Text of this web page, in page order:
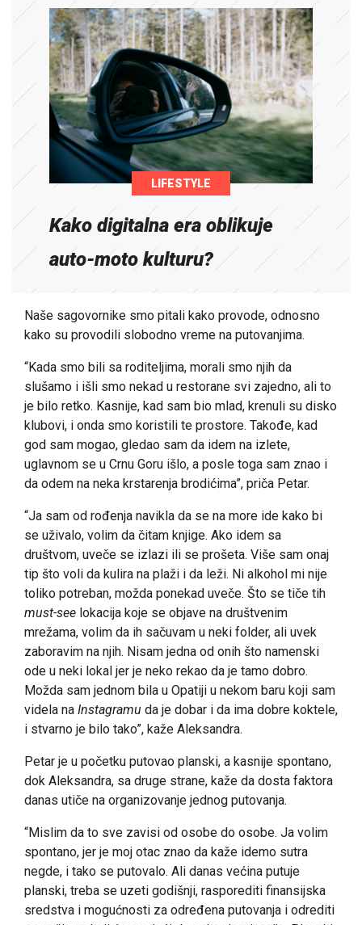
LIFESTYLE
Kako digitalna era oblikuje
auto-moto kulturu?
Naše sagovornike smo pitali kako provode, odnosno
kako su provodili slobodno vreme na putovanjima.
“Kada smo bili sa roditeljima, morali smo njih da
slušamo i išli smo nekad u restorane svi zajedno, ali to
je bilo retko. Kasnije, kad sam bio mlad, krenuli su disko
klubovi, i onda smo koristili te prostore. Takođe, kad
god sam mogao, gledao sam da idem na izlete,
uglavnom se u Crnu Goru išlo, a posle toga sam znao i
da odem na neka krstarenja brodićima”, priča Petar.
“Ja sam od rođenja navikla da se na more ide kako bi
se uživalo, volim da čitam knjige. Ako idem sa
društvom, uveče se izlazi ili se prošeta. Više sam onaj
tip što voli da kulira na plaži i da leži. Ni alkohol mi nije
toliko potreban, možda ponekad uveče. Što se tiče tih
must-see lokacija koje se objave na društvenim
mrežama, volim da ih sačuvam u neki folder, ali uvek
zaboravim na njih. Nisam jedna od onih što namenski
ode u neki lokal jer je neko rekao da je tamo dobro.
Možda sam jednom bila u Opatiji u nekom baru koji sam
videla na Instagramu da je dobar i da ima dobre koktele,
i stvarno je bilo tako”, kaže Aleksandra.
Petar je u početku putovao planski, a kasnije spontano,
dok Aleksandra, sa druge strane, kaže da dosta faktora
danas utiče na organizovanje jednog putovanja.
“Mislim da to sve zavisi od osobe do osobe. Ja volim
spontano, jer je moj otac znao da kaže idemo sutra
negde, i tako se putovalo. Ali danas većina putuje
planski, treba se uzeti godišnji, rasporediti finansijska
sredstva i mogućnosti za određena putovanja i odrediti